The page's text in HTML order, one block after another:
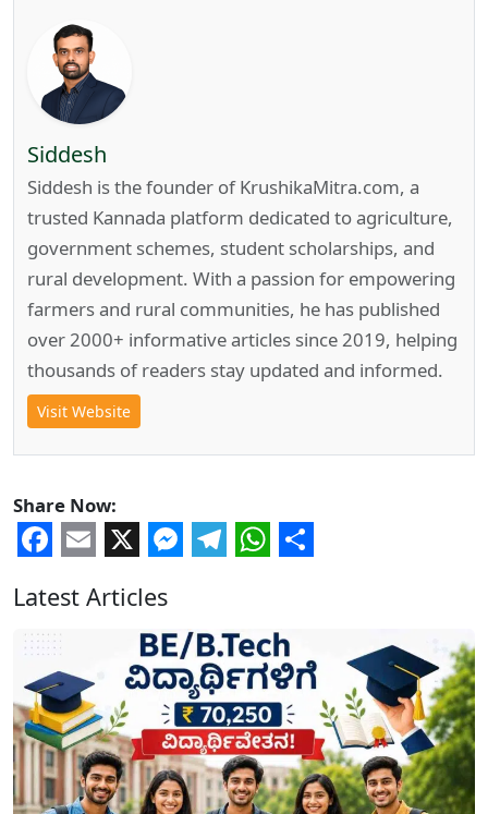
Siddesh
Siddesh is the founder of KrushikaMitra.com, a
trusted Kannada platform dedicated to agriculture,
government schemes, student scholarships, and
rural development. With a passion for empowering
farmers and rural communities, he has published
over 2000+ informative articles since 2019, helping
thousands of readers stay updated and informed.
Visit Website
Share Now:
Latest Articles